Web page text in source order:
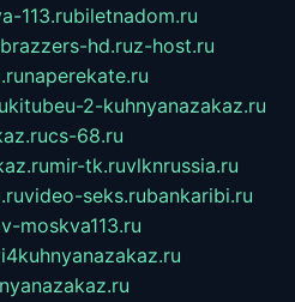
113.rubiletnadom.ru
brazzers-hd.ruz-host.ru
naperekate.ru
kitubeu-2-kuhnyanazakaz.ru
cs-68.ru
mir-tk.ruvlknrussia.ru
video-seks.rubankaribi.ru
moskva113.ru